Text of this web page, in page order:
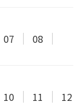
07
08
10 11 12